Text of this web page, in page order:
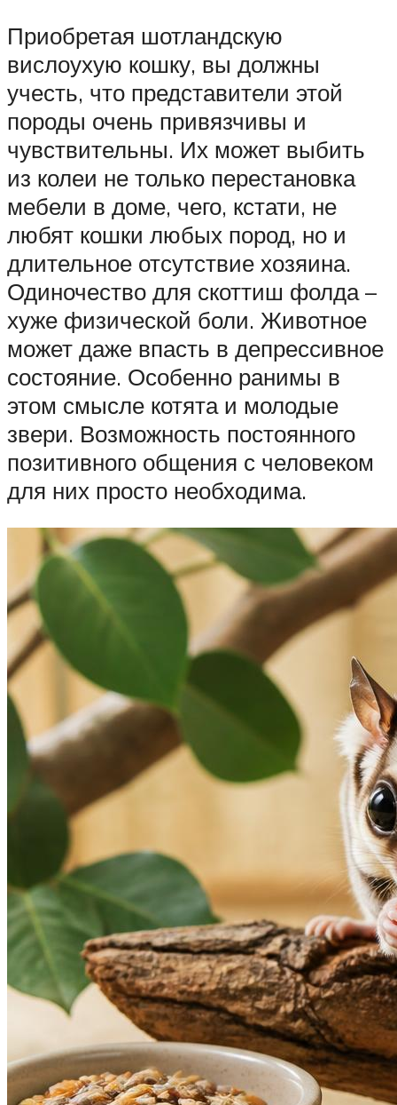
Приобретая шотландскую
вислоухую кошку, вы должны
учесть, что представители этой
породы очень привязчивы и
чувствительны. Их может выбить
из колеи не только перестановка
мебели в доме, чего, кстати, не
любят кошки любых пород, но и
длительное отсутствие хозяина.
Одиночество для скоттиш фолда –
хуже физической боли. Животное
может даже впасть в депрессивное
состояние. Особенно ранимы в
этом смысле котята и молодые
звери. Возможность постоянного
позитивного общения с человеком
для них просто необходима.